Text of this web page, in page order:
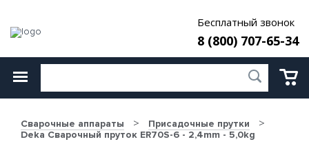
Бесплатный звонок
8 (800) 707-65-34
Сварочные аппараты
Присадочные прутки
Deka Сварочный пруток ER70S-6 - 2,4mm - 5,0kg